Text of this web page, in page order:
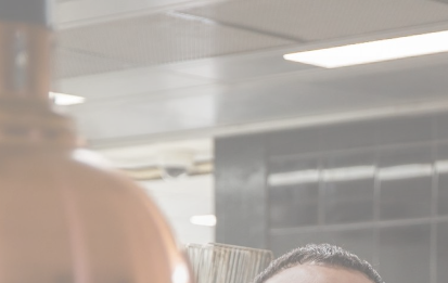
Personalización de sus opciones de cookies